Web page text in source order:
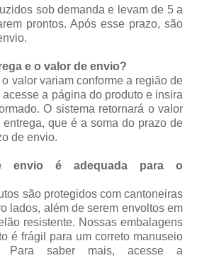
sob demanda e levam de 5 a
prontos. Após esse prazo, são
e o valor de envio?
valor variam conforme a região de
a página do produto e insira
O sistema retornará o valor
que é a soma do prazo de
de envio.
envio é adequada para o
são protegidos com cantoneiras
lados, além de serem envoltos em
resistente. Nossas embalagens
é frágil para um correto manuseio
Para saber mais, acesse a